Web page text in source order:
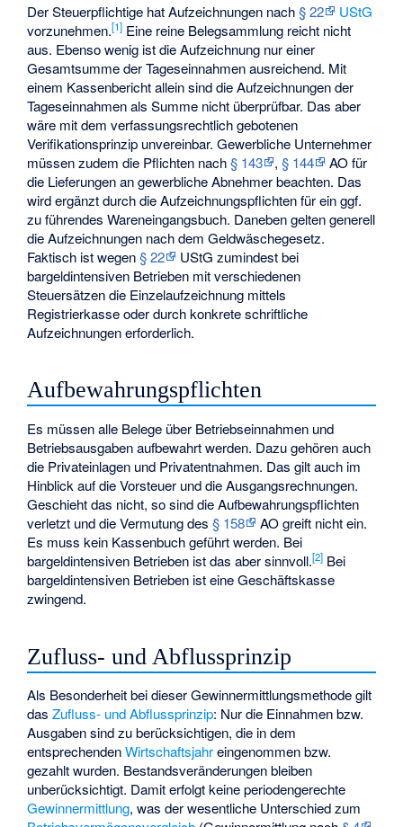
Der Steuerpflichtige hat Aufzeichnungen nach§ 22
UStG
vorzunehmen.[1] Eine reine Belegsammlung reicht nicht
aus. Ebenso wenig ist die Aufzeichnung nur einer
Gesamtsumme der Tageseinnahmen ausreichend. Mit
einem Kassenbericht allein sind die Aufzeichnungen der
Tageseinnahmen als Summe nicht überprüfbar. Das aber
wäre mit dem verfassungsrechtlich gebotenen
Verifikationsprinzip unvereinbar. Gewerbliche Unternehmer
müssen zudem die Pflichten nach§ 143 ,§ 144
AO für
die Lieferungen an gewerbliche Abnehmer beachten. Das
wird ergänzt durch die Aufzeichnungspflichten für ein ggf.
zu führendes Wareneingangsbuch. Daneben gelten generell
die Aufzeichnungen nach dem Geldwäschegesetz.
Faktisch ist wegen§ 22
UStG zumindest bei
bargeldintensiven Betrieben mit verschiedenen
Steuersätzen die Einzelaufzeichnung mittels
Registrierkasse oder durch konkrete schriftliche
Aufzeichnungen erforderlich.
Aufbewahrungspflichten
Es müssen alle Belege über Betriebseinnahmen und
Betriebsausgaben aufbewahrt werden. Dazu gehören auch
die Privateinlagen und Privatentnahmen. Das gilt auch im
Hinblick auf die Vorsteuer und die Ausgangsrechnungen.
Geschieht das nicht, so sind die Aufbewahrungspflichten
verletzt und die Vermutung des§ 158
AO greift nicht ein.
Es muss kein Kassenbuch geführt werden. Bei
bargeldintensiven Betrieben ist das aber sinnvoll.[2] Bei
bargeldintensiven Betrieben ist eine Geschäftskasse
zwingend.
Zufluss- und Abflussprinzip
Als Besonderheit bei dieser Gewinnermittlungsmethode gilt
dasZufluss- und Abflussprinzip: Nur die Einnahmen bzw.
Ausgaben sind zu berücksichtigen, die in dem
entsprechendenWirtschaftsjahreingenommen bzw.
gezahlt wurden. Bestandsveränderungen bleiben
unberücksichtigt. Damit erfolgt keine periodengerechte
Gewinnermittlung, was der wesentliche Unterschied zum